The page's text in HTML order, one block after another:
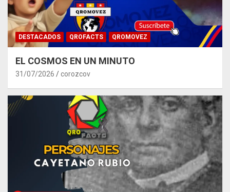
DESTACADOS QROFACTS QROMOVEZ
EL COSMOS EN UN MINUTO
31/07/2026 corozcov